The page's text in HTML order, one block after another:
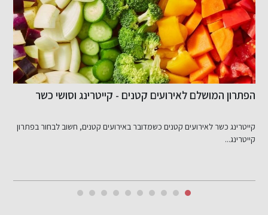
הפתרון המושלם לאירועים קטנים - קייטרינג וסושי כשר
קייטרינג כשר לאירועים קטנים כשמדובר באירועים קטנים, חשוב לבחור בפתרון
קייטרינג...